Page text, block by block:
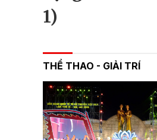
1)
THỂ THAO - GIẢI TRÍ